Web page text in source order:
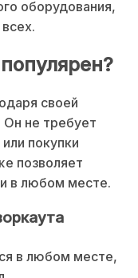
оборудования,
своей
Он не требует
покупки
позволяет
в любом месте.
в любом месте,